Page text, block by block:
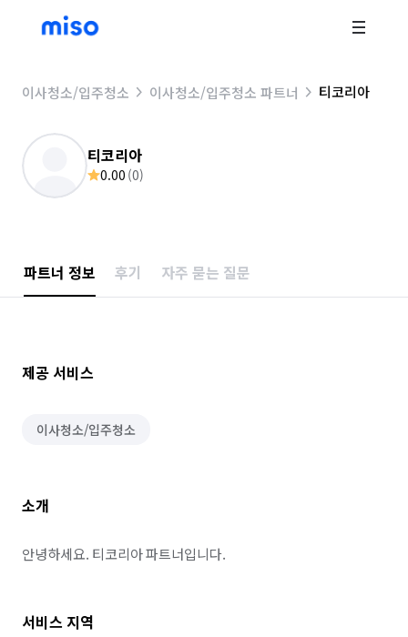
이사청소/입주청소 이사청소/입주청소 파트너 티코리아
티코리아
0.00 (0)
파트너 정보 후기 자주 묻는 질문
제공 서비스
이사청소/입주청소
소개
안녕하세요. 티코리아 파트너입니다.
서비스 지역